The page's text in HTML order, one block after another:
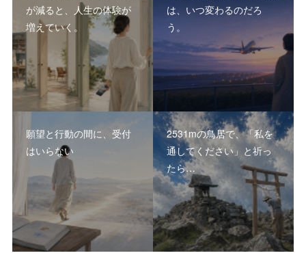
が減ると、人生の体験が
増えていく。
は、いつ変わるのだろ
う。
願望と行動の間に、受付
はいらない
2531mの鳥居で、「私を
通してください」と祈っ
たら…